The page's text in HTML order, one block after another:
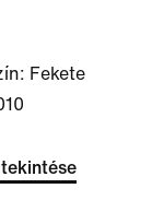
Fekete